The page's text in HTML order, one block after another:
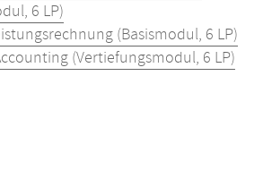
6 LP)
(Basismodul, 6 LP)
(Vertiefungsmodul, 6 LP)